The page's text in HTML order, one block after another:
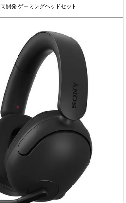
開発 ゲーミングヘッドセット